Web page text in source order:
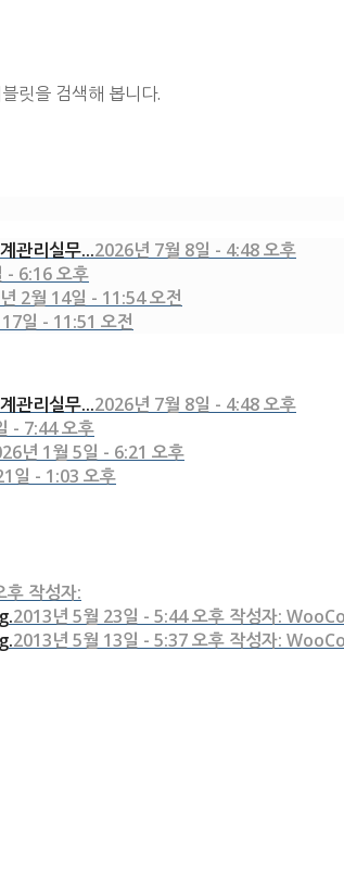
릿을 검색해 봅니다.
관리실무...2026년 7월 8일 - 4:48 오후
- 6:16 오후
2월 14일 - 11:54 오전
일 - 11:51 오전
관리실무...2026년 7월 8일 - 4:48 오후
- 7:44 오후
년 1월 5일 - 6:21 오후
일 - 1:03 오후
작성자:
2013년 5월 23일 - 5:44 오후 작성자:
2013년 5월 13일 - 5:37 오후 작성자: